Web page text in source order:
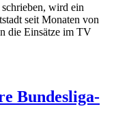
wird ein
seit Monaten von
die Einsätze im TV
Bundesliga-